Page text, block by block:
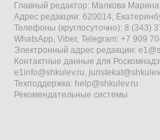
Главный редактор: Малкова
Адрес редакции: 620014,
Телефоны (круглосуточно): 8 (343)
WhatsApp, Viber, Telegram: +7 909
Электронный адрес редакции:
Контактные данные для
e1info@shkulev.ru,
Техподдержка: help@shkulev.ru
Рекомендательные системы